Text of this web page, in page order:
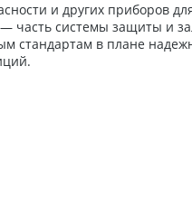
и других приборов
часть системы защиты и
стандартам в плане